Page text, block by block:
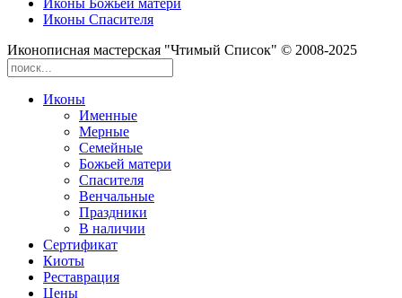
Иконы Божьей матери
Иконы Спасителя
Иконописная мастерская "Чтимый Список" © 2008-2025
Иконы
Именные
Мерные
Семейные
Божьей матери
Спасителя
Венчальные
Праздники
В наличии
Сертификат
Киоты
Реставрация
Цены